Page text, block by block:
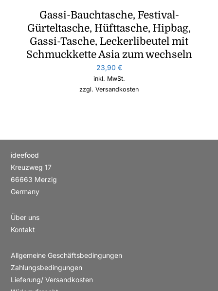
Gassi-Bauchtasche, Festival-
Gürteltasche, Hüfttasche, Hipbag,
Gassi-Tasche, Leckerlibeutel mit
Schmuckkette Asia zum wechseln
23,90 €
inkl. MwSt.
zzgl. Versandkosten
ideefood
Kreuzweg 17
66663 Merzig
Germany
Über uns
Kontakt
Allgemeine Geschäftsbedingungen
Zahlungsbedingungen
Lieferung/ Versandkosten